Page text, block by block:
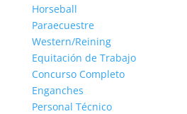
Horseball
Paraecuestre
Western/Reining
Equitación de Trabajo
Concurso Completo
Enganches
Personal Técnico